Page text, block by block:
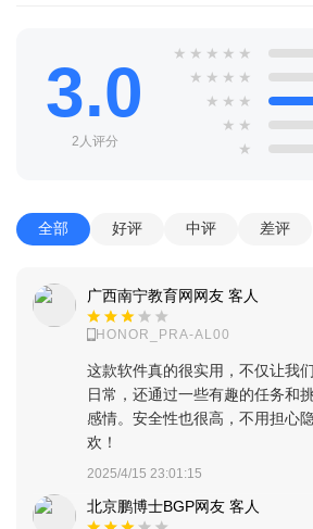
3.0
2人评分
★ ★ ★ ★ ★
★ ★ ★ ★
★ ★ ★
★ ★
★
全部 好评 中评 差评
广西南宁教育网网友 客人
HONOR_PRA-AL00
这款软件真的很实用，不仅让我
日常，还通过一些有趣的任务和
感情。安全性也很高，不用担心
欢！
2025/4/15 23:01:15
北京鹏博士BGP网友 客人